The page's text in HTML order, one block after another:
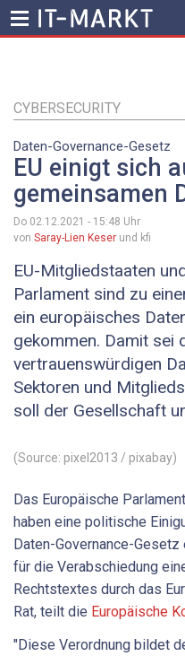
Inhalt
CYBERSECURITY
Daten-Governance-Gesetz
EU einigt sich
gemeinsamen
Do 02.12.2021 - 15:48 Uhr
von Saray-Lien Keser und kfi
EU-Mitgliedstaaten
Parlament sind zu
ein europäisches
gekommen. Damit sei
vertrauenswürdigen
Sektoren und
soll der Gesellschaft
(Source: pixel2013 / pixabay)
Das Europäische
haben eine politische
Daten-Governance-
für die Verabschiedung
Rechtstextes durch das
Rat, teilt die Europäische
"Diese Verordnung bildet